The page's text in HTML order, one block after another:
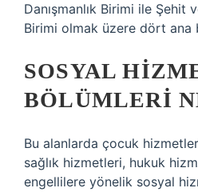
Danışmanlık Birimi ile Şehit
Birimi olmak üzere dört ana
SOSYAL
BÖLÜMLERI
Bu alanlarda çocuk
sağlık hizmetleri, hukuk
engellilere yönelik sosyal